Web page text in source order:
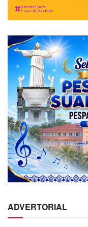
ADVERTORIAL